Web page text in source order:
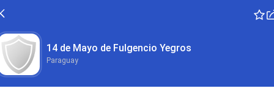
14 de Mayo de Fulgencio Yegros
Paraguay